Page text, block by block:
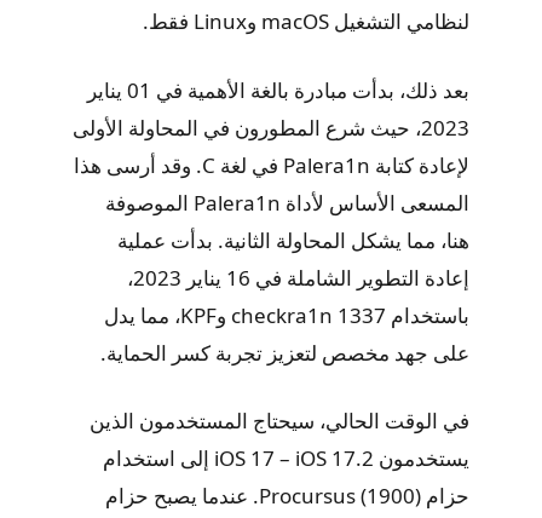
لنظامي التشغيل macOS وLinux فقط.
بعد ذلك، بدأت مبادرة بالغة الأهمية في 01 يناير
2023، حيث شرع المطورون في المحاولة الأولى
لإعادة كتابة Palera1n في لغة C. وقد أرسى هذا
المسعى الأساس لأداة Palera1n الموصوفة
هنا، مما يشكل المحاولة الثانية. بدأت عملية
إعادة التطوير الشاملة في 16 يناير 2023،
باستخدام checkra1n 1337 وKPF، مما يدل
على جهد مخصص لتعزيز تجربة كسر الحماية.
في الوقت الحالي، سيحتاج المستخدمون الذين
يستخدمون iOS 17 – iOS 17.2 إلى استخدام
حزام Procursus (1900). عندما يصبح حزام